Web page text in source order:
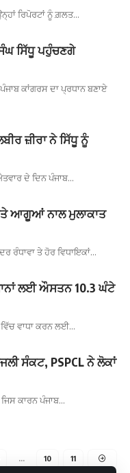
ਰਿਪੋਰਟਾਂ ਨੂੰ ਗ਼ਲਤ…
ਸਿੱਧੂ ਪਹੁੰਚਣਗੇ
ਕਾਂਗਰਸ ਦਾ ਪ੍ਰਧਾਨ ਬਣਾਏ
ਜ਼ੀਰਾ ਨੇ ਸਿੱਧੂ ਨੂੰ
ਦੇ ਦਿਨ ਪੰਜਾਬ…
ਆਗੂਆਂ ਨਾਲ ਮੁਲਾਕਾਤ
ਰੰਧਾਵਾ ਤੇ ਹੋਰ ਵਿਧਾਇਕਾਂ…
ਲਈ ਔਸਤਨ 10.3 ਘੰਟੇ
ਵਾਧਾ ਕਰਨ ਲਈ…
ਸੰਕਟ, PSPCL ਨੇ ਲੋਕਾਂ
ਕਾਰਨ ਪੰਜਾਬ…
… 10 11